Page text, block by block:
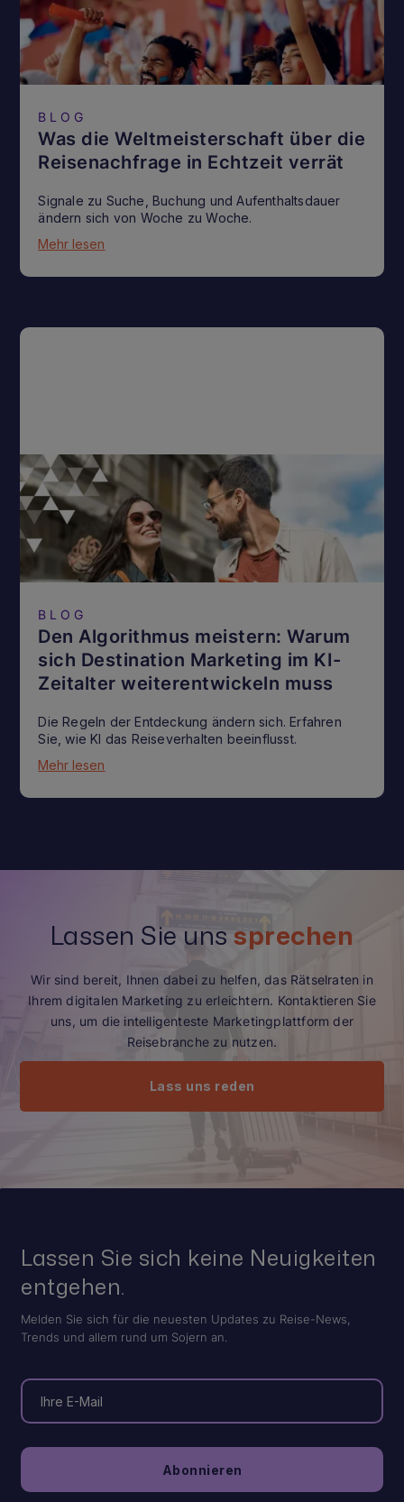
BLOG
Was die Weltmeisterschaft über die
Reisenachfrage in Echtzeit verrät
Signale zu Suche, Buchung und Aufenthaltsdauer
ändern sich von Woche zu Woche.
Mehr lesen
BLOG
Den Algorithmus meistern: Warum
sich Destination Marketing im KI-
Zeitalter weiterentwickeln muss
Die Regeln der Entdeckung ändern sich. Erfahren
Sie, wie KI das Reiseverhalten beeinflusst.
Mehr lesen
Lassen Sie unssprechen
Wir sind bereit, Ihnen dabei zu helfen, das Rätselraten in
Ihrem digitalen Marketing zu erleichtern. Kontaktieren Sie
uns, um die intelligenteste Marketingplattform der
Reisebranche zu nutzen.
Lass uns reden
Lassen Sie sich keine Neuigkeiten
entgehen.
Melden Sie sich für die neuesten Updates zu Reise-News,
Trends und allem rund um Sojern an.